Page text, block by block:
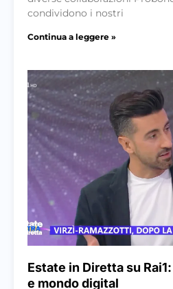
condividono i nostri
Continua a leggere »
Estate in Diretta su
e mondo digital